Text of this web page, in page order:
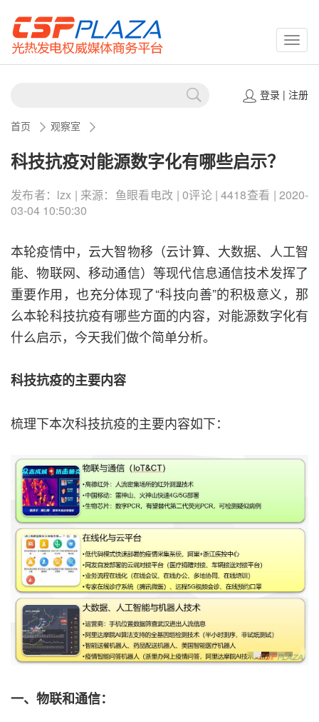
登录| 注册
首页 观察室
科技抗疫对能源数字化有哪些启示？
发布者：lzx | 来源：鱼眼看电改 | 0评论 | 4418查看 | 2020-
03-04 10:50:30
本轮疫情中，云大智物移（云计算、大数据、人工智
能、物联网、移动通信）等现代信息通信技术发挥了
重要作用，也充分体现了“科技向善”的积极意义，那
么本轮科技抗疫有哪些方面的内容，对能源数字化有
什么启示，今天我们做个简单分析。
科技抗疫的主要内容
梳理下本次科技抗疫的主要内容如下：
一、物联和通信：